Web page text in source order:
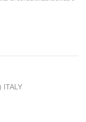
ITALY